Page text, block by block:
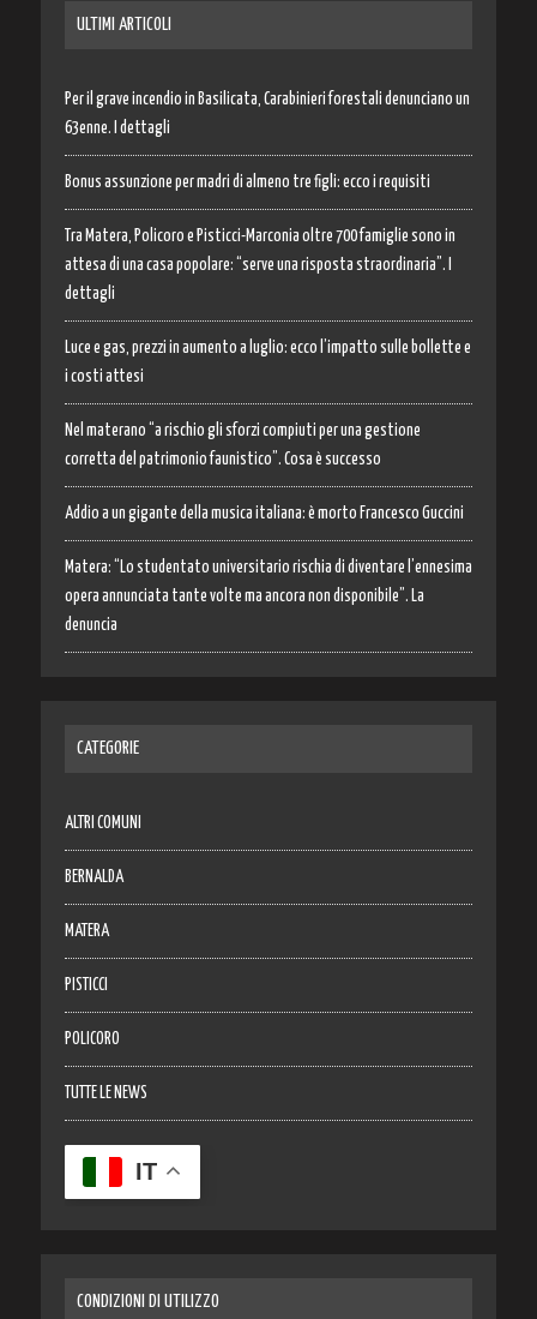
ULTIMI ARTICOLI
Per il grave incendio in Basilicata, Carabinieri forestali denunciano un
63enne. I dettagli
Bonus assunzione per madri di almeno tre figli: ecco i requisiti
Tra Matera, Policoro e Pisticci-Marconia oltre 700 famiglie sono in
attesa di una casa popolare: “serve una risposta straordinaria”. I
dettagli
Luce e gas, prezzi in aumento a luglio: ecco l’impatto sulle bollette e
i costi attesi
Nel materano “a rischio gli sforzi compiuti per una gestione
corretta del patrimonio faunistico”. Cosa è successo
Addio a un gigante della musica italiana: è morto Francesco Guccini
Matera: “Lo studentato universitario rischia di diventare l’ennesima
opera annunciata tante volte ma ancora non disponibile”. La
denuncia
CATEGORIE
ALTRI COMUNI
BERNALDA
MATERA
PISTICCI
POLICORO
TUTTE LE NEWS
IT
CONDIZIONI DI UTILIZZO